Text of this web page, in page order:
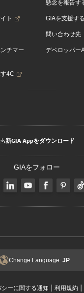
ト
チマー
4C
懸念を報告す
GIAを支援する
問い合わせ先
デベロッパー
新GIA Appをダウンロード
GIAをフォロー
Change Language: JP
シーに関する通知 | 利用規約 |